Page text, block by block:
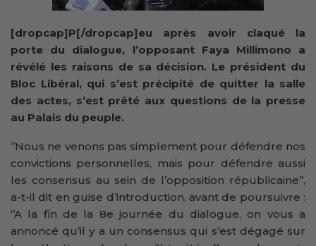
[dropcap]P[/dropcap]eu après avoir claqué la
porte du dialogue, l’opposant Faya Millimono a
révélé les raisons de sa décision. Le président du
Bloc Libéral, qui s’est précipité de quitter la salle
des actes, s’est prêté aux questions de la presse
au Palais du peuple.
‘’Nous ne venons pas simplement pour défendre nos
convictions personnelles, mais pour défendre aussi
les consensus au sein de l’opposition républicaine’’,
a-t-il dit en guise d’introduction, avant de poursuivre :
‘’A la fin de la 8e journée du dialogue, on vous a
annoncé qu’il y a un consensus qui s’est dégagé sur